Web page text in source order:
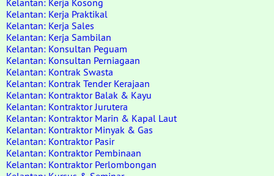
Kelantan: Kerja Kosong
Kelantan: Kerja Praktikal
Kelantan: Kerja Sales
Kelantan: Kerja Sambilan
Kelantan: Konsultan Peguam
Kelantan: Konsultan Perniagaan
Kelantan: Kontrak Swasta
Kelantan: Kontrak Tender Kerajaan
Kelantan: Kontraktor Balak & Kayu
Kelantan: Kontraktor Jurutera
Kelantan: Kontraktor Marin & Kapal Laut
Kelantan: Kontraktor Minyak & Gas
Kelantan: Kontraktor Pasir
Kelantan: Kontraktor Pembinaan
Kelantan: Kontraktor Perlombongan